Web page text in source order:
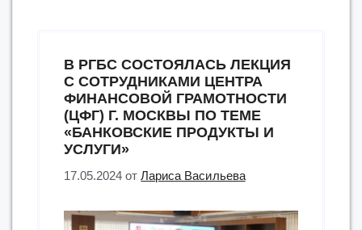
В РГБС СОСТОЯЛАСЬ ЛЕКЦИЯ
С СОТРУДНИКАМИ ЦЕНТРА
ФИНАНСОВОЙ ГРАМОТНОСТИ
(ЦФГ) Г. МОСКВЫ ПО ТЕМЕ
«БАНКОВСКИЕ ПРОДУКТЫ И
УСЛУГИ»
17.05.2024 отЛариса Васильева